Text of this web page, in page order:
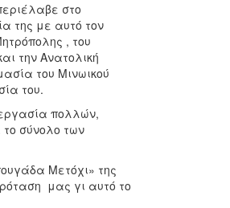
στο
της με αυτό τον
, του
την Ανατολική
του Μινωικού
του.
πολλών,
σύνολο των
Μετόχι» της
μας γι αυτό το